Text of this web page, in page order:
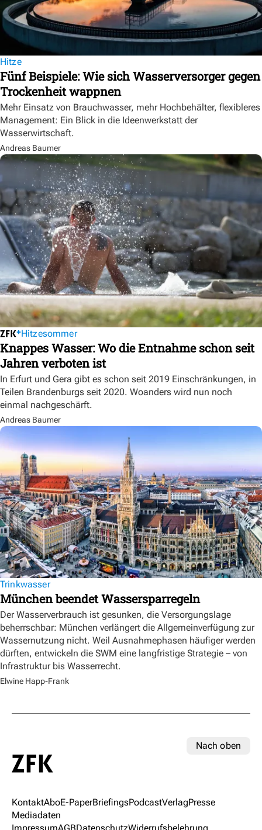
Hitze
Fünf Beispiele: Wie sich Wasserversorger gegen
Trockenheit wappnen
Mehr Einsatz von Brauchwasser, mehr Hochbehälter, flexibleres
Management: Ein Blick in die Ideenwerkstatt der
Wasserwirtschaft.
Andreas Baumer
Hitzesommer
Knappes Wasser: Wo die Entnahme schon seit
Jahren verboten ist
In Erfurt und Gera gibt es schon seit 2019 Einschränkungen, in
Teilen Brandenburgs seit 2020. Woanders wird nun noch
einmal nachgeschärft.
Andreas Baumer
Trinkwasser
München beendet Wassersparregeln
Der Wasserverbrauch ist gesunken, die Versorgungslage
beherrschbar: München verlängert die Allgemeinverfügung zur
Wassernutzung nicht. Weil Ausnahmephasen häufiger werden
dürften, entwickeln die SWM eine langfristige Strategie – von
Infrastruktur bis Wasserrecht.
Elwine Happ-Frank
Nach oben
KontaktAboE-PaperBriefingsPodcastVerlagPresse
Mediadaten